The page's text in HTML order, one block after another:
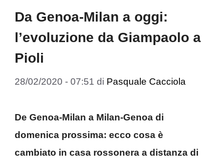
Da Genoa-Milan a oggi:
l’evoluzione da Giampaolo a
Pioli
28/02/2020 - 07:51 di Pasquale Cacciola
De Genoa-Milan a Milan-Genoa di
domenica prossima: ecco cosa è
cambiato in casa rossonera a distanza di